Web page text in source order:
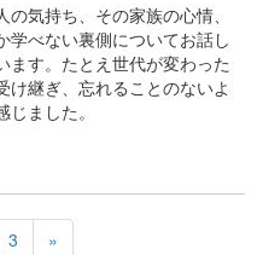
気持ち、その家族の心情、
学べない裏側についてお話し
ます。たとえ世代が変わった
け継ぎ、忘れることのないよ
ました。
3 »